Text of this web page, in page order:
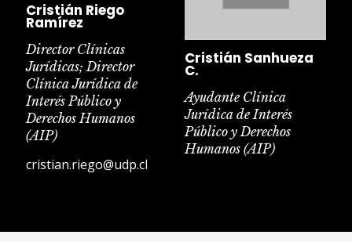
Cristián Riego
Ramírez
Director Clínicas
Jurídicas; Director
Clínica Jurídica de
Interés Público y
Derechos Humanos
(AIP)
cristian.riego@udp.cl
Cristián Sanhueza
C.
Ayudante Clínica
Jurídica de Interés
Público y Derechos
Humanos (AIP)